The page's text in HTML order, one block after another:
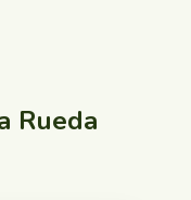
Rueda